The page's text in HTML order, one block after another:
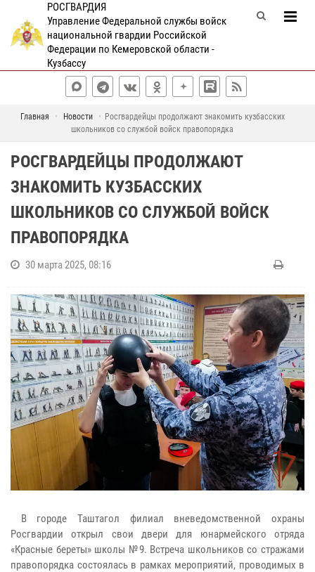
РОСГВАРДИЯ
Управление Федеральной службы войск
национальной гвардии Российской
Федерации по Кемеровской области -
Кузбассу
Главная Новости
Росгвардейцы продолжают знакомить кузбасских
школьников со службой войск правопорядка
РОСГВАРДЕЙЦЫ ПРОДОЛЖАЮТ
ЗНАКОМИТЬ КУЗБАССКИХ
ШКОЛЬНИКОВ СО СЛУЖБОЙ ВОЙСК
ПРАВОПОРЯДКА
30 марта 2025, 08:16
В городе Таштагол филиал вневедомственной охраны
Росгвардии открыл свои двери для юнармейского отряда
«Красные береты» школы №9. Встреча школьников со стражами
правопорядка состоялась в рамках мероприятий, проводимых в